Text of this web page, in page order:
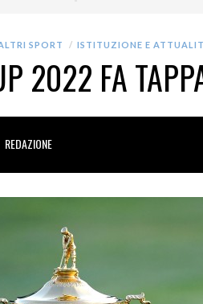
SPORT ISTITUZIONE E
2022 FA
REDAZIONE